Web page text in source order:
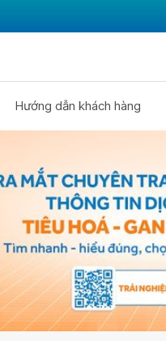
Hướng dẫn khách hàng